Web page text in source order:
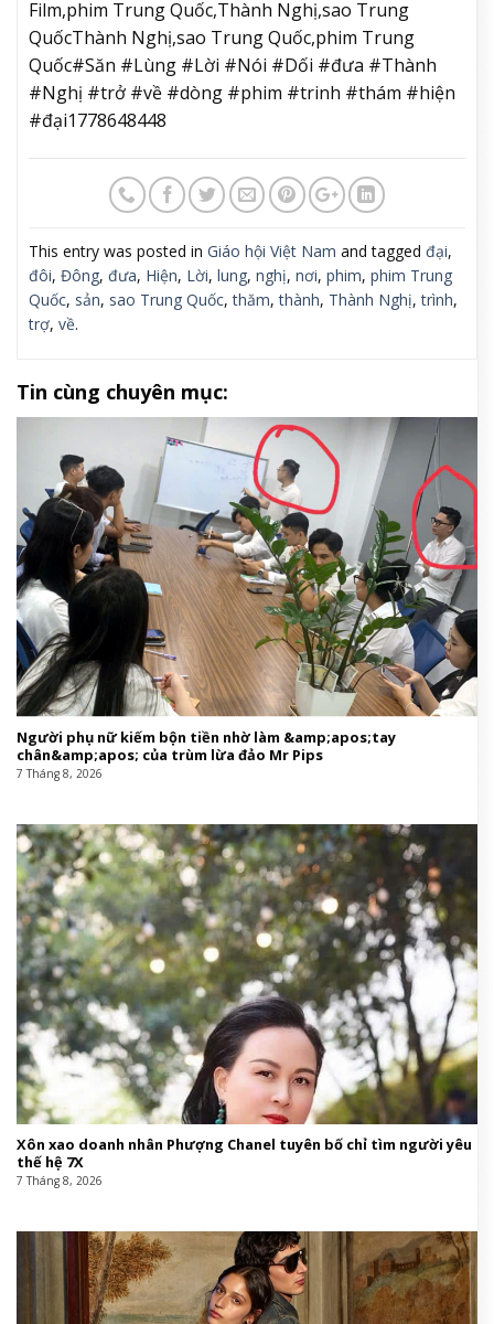
Chính vì vậy,Săn Lùng Lời Nói Dốisẽ là cơ hội để anh
chứng minh khả năng thích nghi với một thể loại
khó hơn, đồng thời cũng là thách thức khi phải bước
ra khỏi vùng quen thuộc đã tạo nên thương hiệu cá
nhân.
Ở thời điểm hiện tại, dự án vẫn đang trong giai đoạn
đầu của quá trình sản xuất nhưng đã cho thấy tham
vọng khá rõ ràng.
Săn Lùng Lời Nói Dối đang được
định hướng như một tác phẩm trọng điểm của
Youku cuối năm 2026. Và với Thành Nghị, đây có lẽ
là thời điểm thích hợp để bước sang một chương
mới, khi một diễn viên muốn đi đường dài cuối cùng
vẫn cần được nhớ đến bằng sự đa dạng trong vai
diễn hơn là cảm giác an toàn của một hình tượng
quen thuộc.
PHIM CÓ SỰ THAM GIA CỦA THÀNH NGHỊ:
Harper’s Bazaar Việt Nam
QuốcThành Nghị,sao Trung Quốc,phim Trung
Quốc#Săn #Lùng #Lời #Nói #Dối #đưa #Thành
#Nghị #trở #về #dòng #phim #trinh #thám #hiện
#đại1778648448
This entry was posted in Giáo hội Việt Namand taggedđại,
đôi
Đông đưa,Hiện,Lời,lung ,nghị,nơi, phim,phim Trung
Quốc
sao Trung Quốc, thăm,thành,Thành Nghị, trình,
trợ,về
Tin cùng chuyên mục: